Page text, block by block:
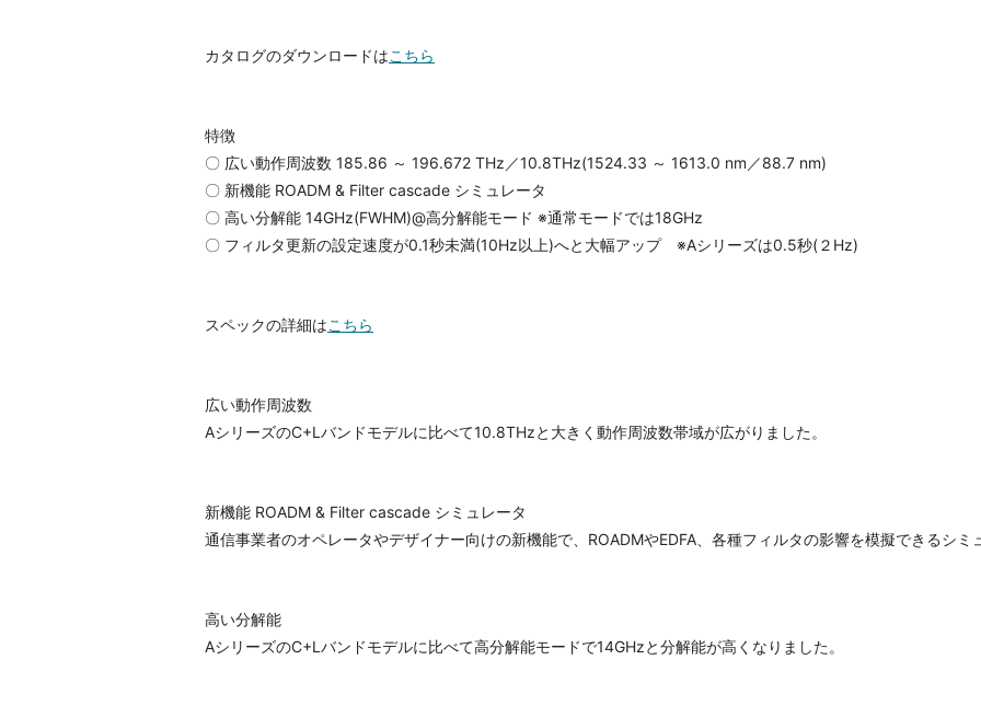
カタログのダウンロードはこちら
特徴
〇 広い動作周波数 185.86 ～ 196.672 THz／10.8THz(1524.33 ～ 1613.0 nm／88.7 nm)
〇 新機能 ROADM & Filter cascade シミュレータ
〇 高い分解能 14GHz(FWHM)@高分解能モード ※通常モードでは18GHz
〇 フィルタ更新の設定速度が0.1秒未満(10Hz以上)へと大幅アップ ※Aシリーズは0.5秒(２Hz)
スペックの詳細はこちら
広い動作周波数
AシリーズのC+Lバンドモデルに比べて10.8THzと大きく動作周波数帯域が広がりました。
新機能 ROADM & Filter cascade シミュレータ
通信事業者のオペレータやデザイナー向けの新機能で、ROADMやEDFA、各種フィルタの影響を模擬できるシミ
高い分解能
AシリーズのC+Lバンドモデルに比べて高分解能モードで14GHzと分解能が高くなりました。